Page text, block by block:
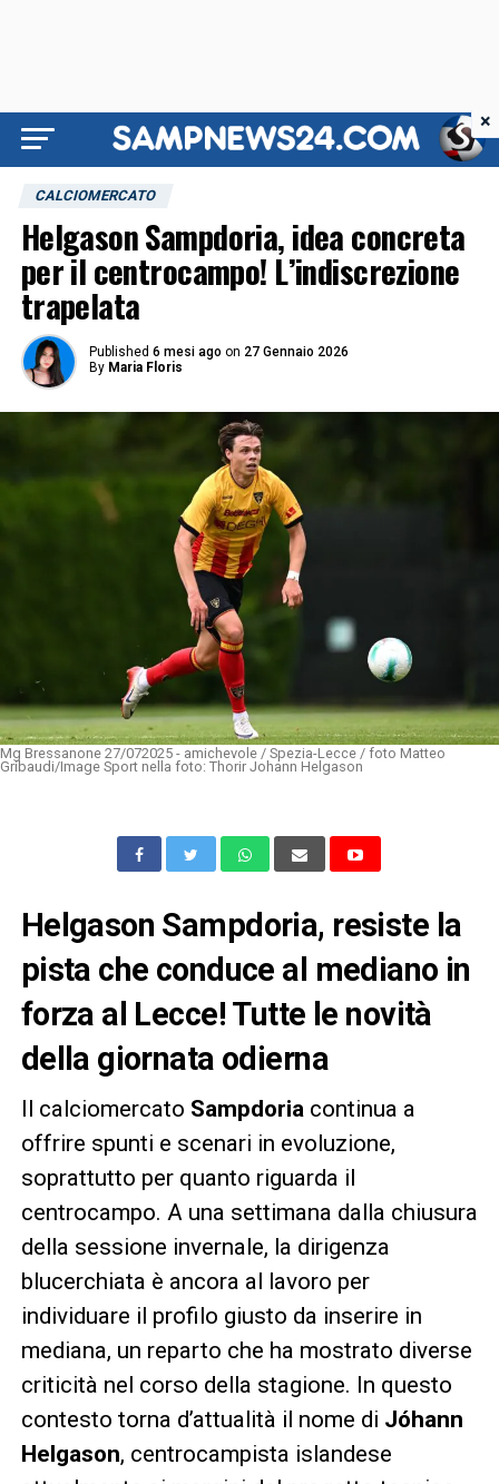
CALCIOMERCATO
Helgason Sampdoria, idea concreta
per il centrocampo! L’indiscrezione
trapelata
Published 6 mesi ago on 27 Gennaio 2026
By Maria Floris
Mg Bressanone 27/072025 - amichevole / Spezia-Lecce / foto Matteo
Gribaudi/Image Sport nella foto: Thorir Johann Helgason
Helgason Sampdoria, resiste la
pista che conduce al mediano in
forza al Lecce! Tutte le novità
della giornata odierna
Il calciomercato Sampdoria continua a
offrire spunti e scenari in evoluzione,
soprattutto per quanto riguarda il
centrocampo. A una settimana dalla chiusura
della sessione invernale, la dirigenza
blucerchiata è ancora al lavoro per
individuare il profilo giusto da inserire in
mediana, un reparto che ha mostrato diverse
criticità nel corso della stagione. In questo
contesto torna d’attualità il nome di Jóhann
Helgason, centrocampista islandese
×